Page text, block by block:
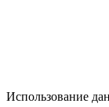
Использование